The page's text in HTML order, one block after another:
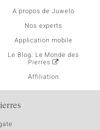
A propos de Juwelo
Nos experts
Application mobile
Le Blog: Le Monde des
Pierres
Affiliation